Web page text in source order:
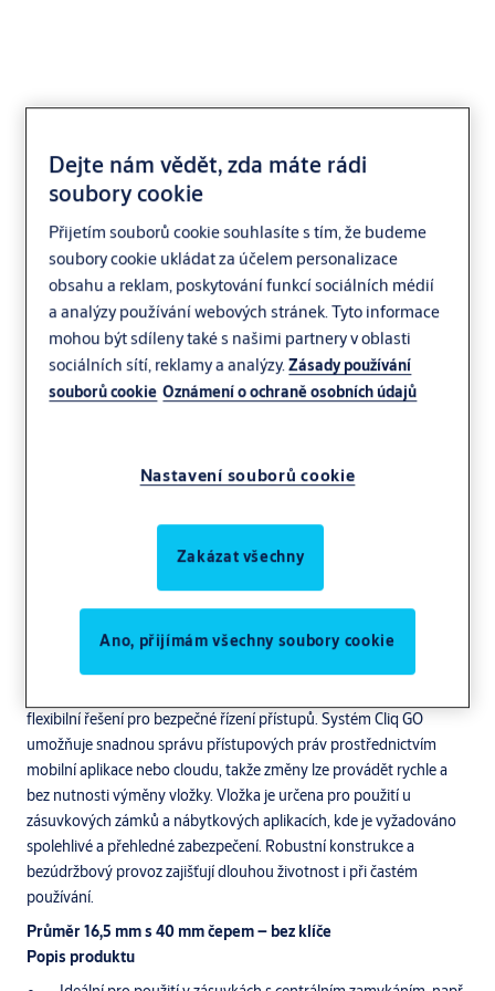
Assa Abloy CliqGO
NT06 Nikl
flexibilní řešení pro bezpečné řízení přístupů. Systém Cliq GO
umožňuje snadnou správu přístupových práv prostřednictvím
mobilní aplikace nebo cloudu, takže změny lze provádět rychle a
bez nutnosti výměny vložky. Vložka je určena pro použití u
zásuvkových zámků a nábytkových aplikacích, kde je vyžadováno
spolehlivé a přehledné zabezpečení. Robustní konstrukce a
bezúdržbový provoz zajišťují dlouhou životnost i při častém
používání.
Průměr 16,5 mm s 40 mm čepem – bez klíče
Popis produktu
of
Dejte nám vědět, zda máte rádi
soubory cookie
Přijetím souborů cookie souhlasíte s tím, že budeme
soubory cookie ukládat za účelem personalizace
obsahu a reklam, poskytování funkcí sociálních médií
a analýzy používání webových stránek. Tyto informace
mohou být sdíleny také s našimi partnery v oblasti
sociálních sítí, reklamy a analýzy.Zásady používání
souborů cookie Oznámení o ochraně osobních údajů
Nastavení souborů cookie
Zakázat všechny
Ano, přijímám všechny soubory cookie